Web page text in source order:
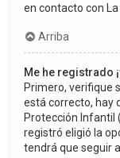
en contacto con
Arriba
Me he registrado
Primero, verifique
está correcto, hay
Protección Infantil
registró eligió la
tendrá que seguir